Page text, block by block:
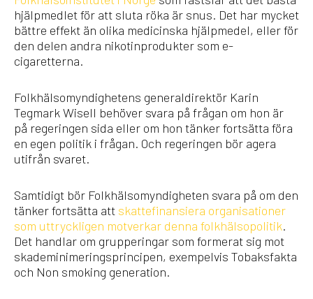
hjälpmedlet för att sluta röka är snus. Det har mycket
bättre effekt än olika medicinska hjälpmedel, eller för
den delen andra nikotinprodukter som e-
cigaretterna.
Folkhälsomyndighetens generaldirektör Karin
Tegmark Wisell behöver svara på frågan om hon är
på regeringen sida eller om hon tänker fortsätta föra
en egen politik i frågan. Och regeringen bör agera
utifrån svaret.
Samtidigt bör Folkhälsomyndigheten svara på om den
tänker fortsätta att skattefinansiera organisationer
som uttryckligen motverkar denna folkhälsopolitik.
Det handlar om grupperingar som formerat sig mot
skademinimeringsprincipen, exempelvis Tobaksfakta
och Non smoking generation.